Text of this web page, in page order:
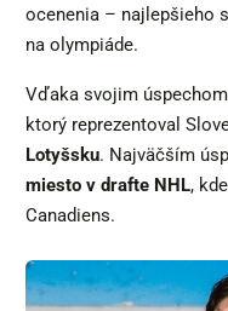
ocenenia – najlepšieho
na olympiáde.
Vďaka svojim
ktorý reprezentoval
Lotyšsku. Najväčším
miesto v drafte NHL,
Canadiens.